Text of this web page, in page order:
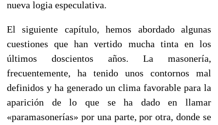
nueva logia especulativa.
El siguiente capítulo, hemos abordado algunas
cuestiones que han vertido mucha tinta en los
últimos doscientos años. La masonería,
frecuentemente, ha tenido unos contornos mal
definidos y ha generado un clima favorable para la
aparición de lo que se ha dado en llamar
«paramasonerías» por una parte, por otra, donde se